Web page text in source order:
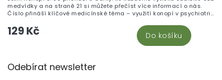
129 Kč Do košíku
medvídky a na straně 21 si můžete přečíst více informací o nás.
Číslo přináší klíčové medicínské téma – využití konopí v psychiatrii
při léčbě úzkosti, depresí a PTSD – a bere čtenáře na cestu dějinami
konopí od kočovníků po mořeplavce. Vědecký blok odhaluje
tajemství edestinu, revolučního proteinu ukrytého v konopném
semínku, a pěstitele zaujme rozhovor s profesorem Vosátkou o
Odebírat newsletter